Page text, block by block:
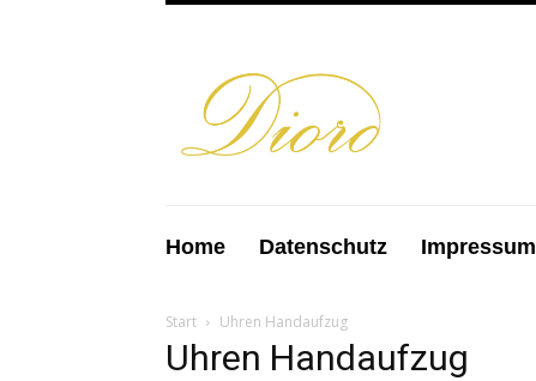
Home Datenschutz Impressum
Start Uhren Handaufzug
Uhren Handaufzug